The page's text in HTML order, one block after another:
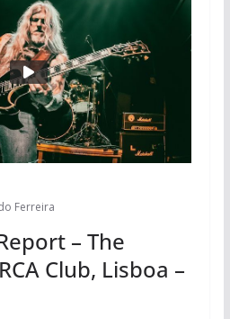
Ferreira
– The
Club, Lisboa –